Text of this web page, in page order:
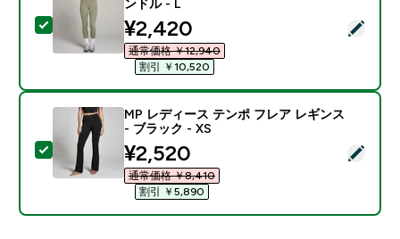
この商品を選択 - MP レディース テンポ レギンス -
ンドル - L
discounted price
¥2,420‎
通常価格 ￥12,940‎
割引 ￥10,520‎
この商品を選択 - MP レディース テンポ フレア レギ
MP レディース テンポ フレア レギンス
- ブラック - XS
discounted price
¥2,520‎
通常価格 ￥8,410‎
割引 ￥5,890‎